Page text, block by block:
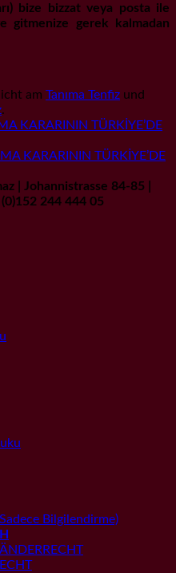
bize bizzat veya posta ile
gitmenize gerek kalmadan
am Tanıma Tenfiz und
.
KARARININ TÜRKİYE’DE
KARARININ TÜRKİYE’DE
| Johannistrasse 84-85 |
244 444 05
Bilgilendirme)